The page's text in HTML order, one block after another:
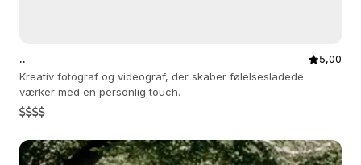
..
5,00
Kreativ fotograf og videograf, der skaber følelsesladede
værker med en personlig touch.